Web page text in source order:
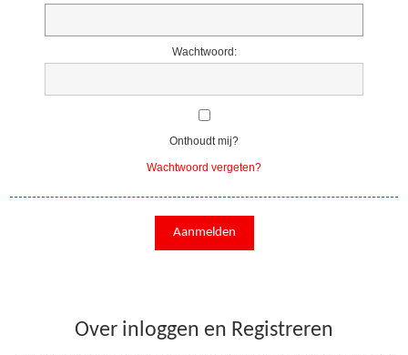
Wachtwoord:
Onthoudt mij?
Wachtwoord vergeten?
Over inloggen en Registreren